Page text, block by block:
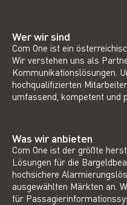
Wer wir sind
Com One ist ein
Wir verstehen uns als
Kommunikationslösungen.
hochqualifizierten
umfassend, kompetent und
Was wir anbieten
Com One ist der größte
Lösungen für die
hochsichere
ausgewählten Märkten an.
für